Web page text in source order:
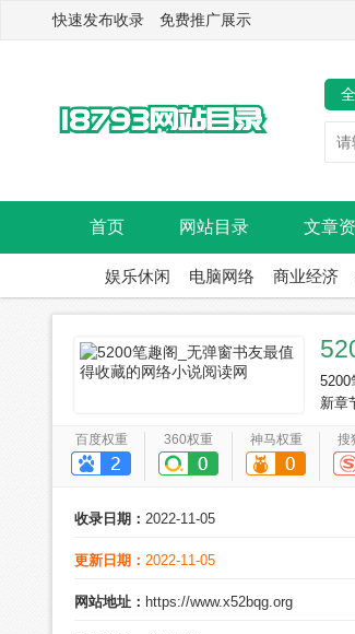
快速发布收录 免费推广展示
首页 网站目录 文章
娱乐休闲 电脑网络 商业经济
5200
新章
百度权重 360权重 神马权重 搜
收录日期： 2022-11-05
更新日期： 2022-11-05
网站地址： https://www.x52bqg.org